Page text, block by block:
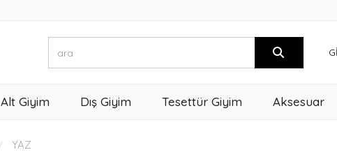
Alt Giyim Dış Giyim Tesettür Giyim Aksesuar
YAZ